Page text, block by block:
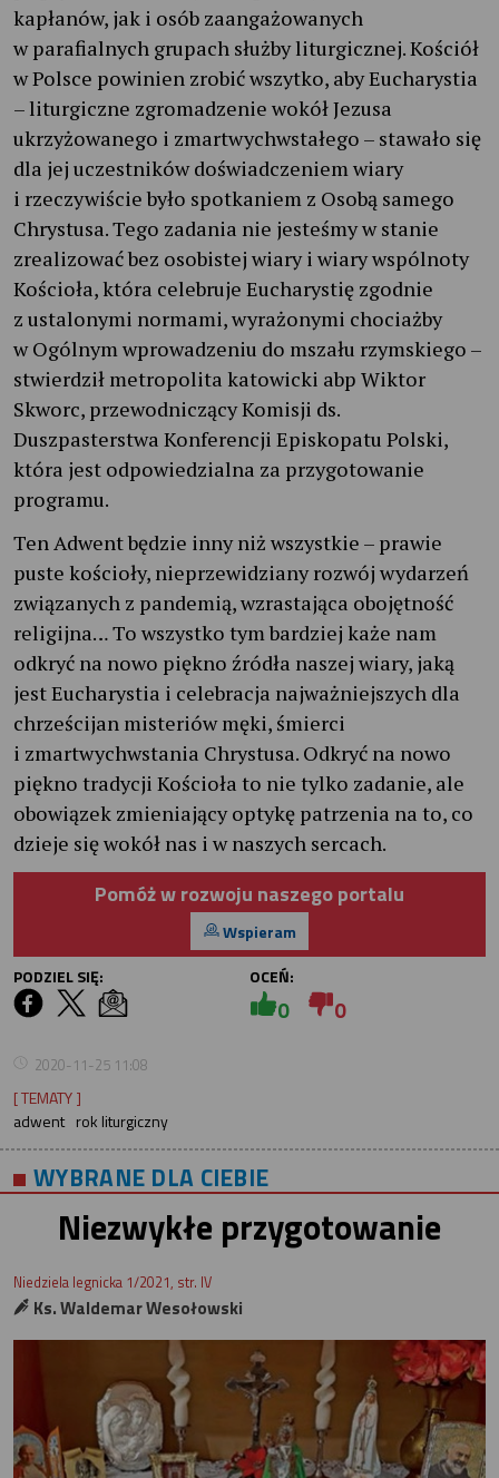
kapłanów, jak i osób zaangażowanych
w parafialnych grupach służby liturgicznej. Kościół
w Polsce powinien zrobić wszytko, aby Eucharystia
– liturgiczne zgromadzenie wokół Jezusa
ukrzyżowanego i zmartwychwstałego – stawało się
dla jej uczestników doświadczeniem wiary
i rzeczywiście było spotkaniem z Osobą samego
Chrystusa. Tego zadania nie jesteśmy w stanie
zrealizować bez osobistej wiary i wiary wspólnoty
Kościoła, która celebruje Eucharystię zgodnie
z ustalonymi normami, wyrażonymi chociażby
w Ogólnym wprowadzeniu do mszału rzymskiego –
stwierdził metropolita katowicki abp Wiktor
Skworc, przewodniczący Komisji ds.
Duszpasterstwa Konferencji Episkopatu Polski,
która jest odpowiedzialna za przygotowanie
programu.
Ten Adwent będzie inny niż wszystkie – prawie
puste kościoły, nieprzewidziany rozwój wydarzeń
związanych z pandemią, wzrastająca obojętność
religijna… To wszystko tym bardziej każe nam
odkryć na nowo piękno źródła naszej wiary, jaką
jest Eucharystia i celebracja najważniejszych dla
chrześcijan misteriów męki, śmierci
i zmartwychwstania Chrystusa. Odkryć na nowo
piękno tradycji Kościoła to nie tylko zadanie, ale
obowiązek zmieniający optykę patrzenia na to, co
dzieje się wokół nas i w naszych sercach.
Pomóż w rozwoju naszego portalu
Wspieram
PODZIEL SIĘ:
OCEŃ:
0 0
2020-11-25 11:08
[ TEMATY ]
adwent rok liturgiczny
WYBRANE DLA CIEBIE
Niezwykłe przygotowanie
Niedziela legnicka 1/2021, str. IV
Ks. Waldemar Wesołowski